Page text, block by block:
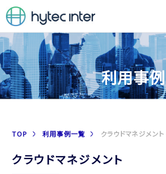
利用事例
TOP 利用事例一覧 クラウドマネジメント
クラウドマネジメント